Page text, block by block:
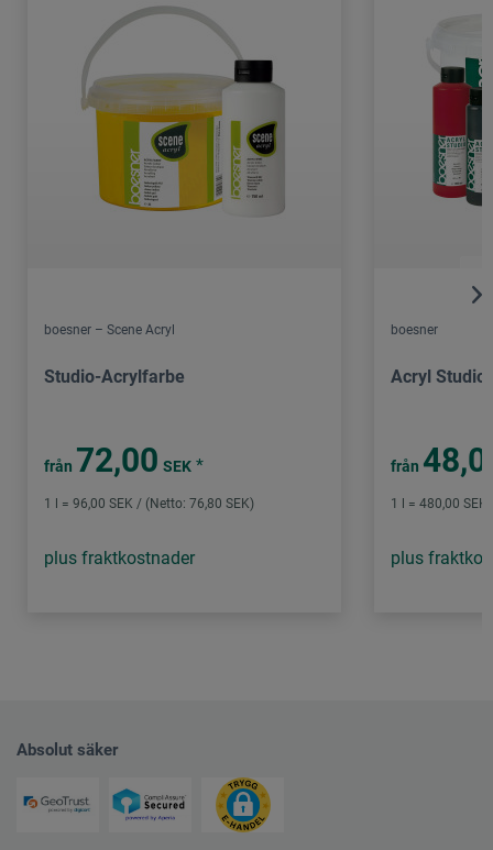
boesner – Scene Acryl
Studio-Acrylfarbe
från 72,00 SEK *
1 l = 96,00 SEK / (Netto: 76,80 SEK)
plus fraktkostnader
boesner
Acryl Studio
från
1 l = 480,00
plus
Absolut säker